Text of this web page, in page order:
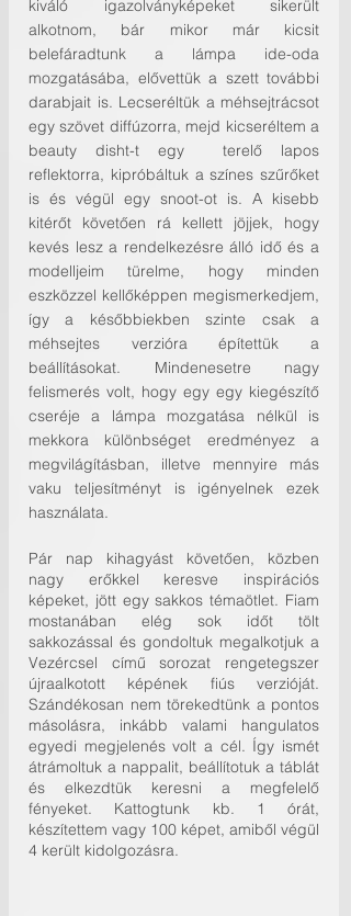
kiváló igazolványképeket sikerült
alkotnom, bár mikor már kicsit
belefáradtunk a lámpa ide-oda
mozgatásába, elővettük a szett további
darabjait is. Lecseréltük a méhsejtrácsot
egy szövet diffúzorra, mejd kicseréltem a
beauty disht-t egy  terelő lapos
reflektorra, kipróbáltuk a színes szűrőket
is és végül egy snoot-ot is. A kisebb
kitérőt követően rá kellett jöjjek, hogy
kevés lesz a rendelkezésre álló idő és a
modelljeim türelme, hogy minden
eszközzel kellőképpen megismerkedjem,
így a későbbiekben szinte csak a
méhsejtes verzióra építettük a
beállításokat. Mindenesetre nagy
felismerés volt, hogy egy egy kiegészítő
cseréje a lámpa mozgatása nélkül is
mekkora különbséget eredményez a
megvilágításban, illetve mennyire más
vaku teljesítményt is igényelnek ezek
használata.
Pár nap kihagyást követően, közben
nagy erőkkel keresve inspirációs
képeket, jött egy sakkos témaötlet. Fiam
mostanában elég sok időt tölt
sakkozással és gondoltuk megalkotjuk a
Vezércsel című sorozat rengetegszer
újraalkotott képének fiús verzióját.
Szándékosan nem törekedtünk a pontos
másolásra, inkább valami hangulatos
egyedi megjelenés volt a cél. Így ismét
átrámoltuk a nappalit, beállítotuk a táblát
és elkezdtük keresni a megfelelő
fényeket. Kattogtunk kb. 1 órát,
készítettem vagy 100 képet, amiből végül
4 került kidolgozásra.